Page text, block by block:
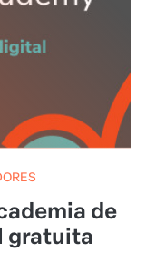
de
gratuita